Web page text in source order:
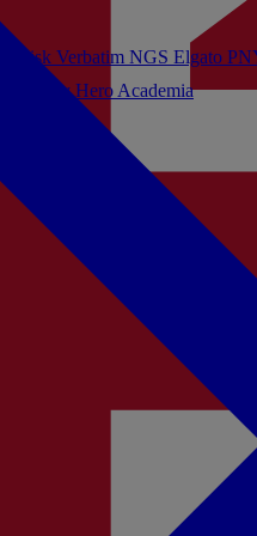
My Hero Academia
Sandisk Verbatim NGS Elgato